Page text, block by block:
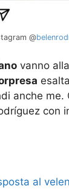
@
vanno
anche
con
al